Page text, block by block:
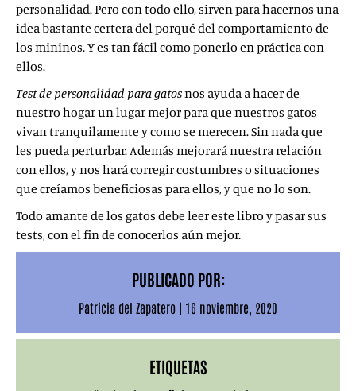
personalidad. Pero con todo ello, sirven para hacernos una
idea bastante certera del porqué del comportamiento de
los mininos. Y es tan fácil como ponerlo en práctica con
ellos.
Test de personalidad para gatosnos ayuda a hacer de
nuestro hogar un lugar mejor para que nuestros gatos
vivan tranquilamente y como se merecen. Sin nada que
les pueda perturbar. Además mejorará nuestra relación
con ellos, y nos hará corregir costumbres o situaciones
que creíamos beneficiosas para ellos, y que no lo son.
Todo amante de los gatos debe leer este libro y pasar sus
tests, con el fin de conocerlos aún mejor.
PUBLICADO POR:
Patricia del Zapatero | 16 noviembre, 2020
ETIQUETAS